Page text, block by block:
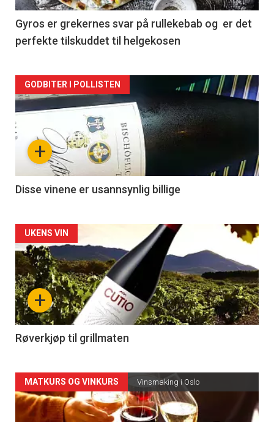
2
Gyros er grekernes svar på rullekebab og er det
perfekte tilskuddet til helgekosen
Forsiden
akkurat
nå
3
+
GODBITER I POLLISTEN
Disse vinene er usannsynlig billige
Forsiden
akkurat
nå
-
4
+
UKENS VIN
Røverkjøp til grillmaten
Forsiden
akkurat
MATKURS OG VINKURS Vinsmaking i Oslo